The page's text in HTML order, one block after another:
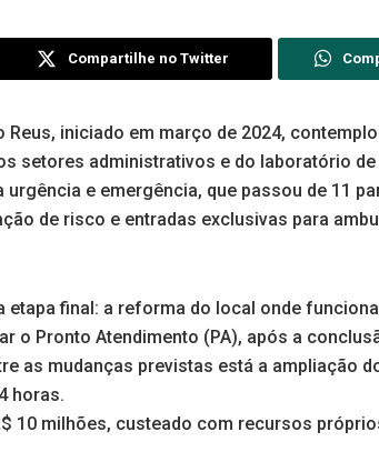
Compartilhe no Twitter
iniciado em março de 2024,
setores administrativos e do laboratório de
e emergência, que passou de 11
de risco e entradas exclusivas para
etapa final: a reforma do local onde
o Pronto Atendimento (PA), após a
as mudanças previstas está a ampliação
horas.
10 milhões, custeado com recursos